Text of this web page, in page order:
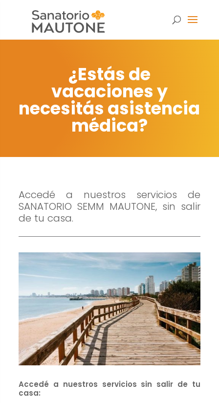
¿Estás de
vacaciones y
necesitás asistencia
médica?
Accedé a nuestros servicios de
SANATORIO SEMM MAUTONE, sin salir
de tu casa.
Accedé a nuestros servicios sin salir de tu
casa:
Necesarias
Estas
necesarias
para que
funcione la
web.
Estadísticas
Para que
podamos
funcionalidad